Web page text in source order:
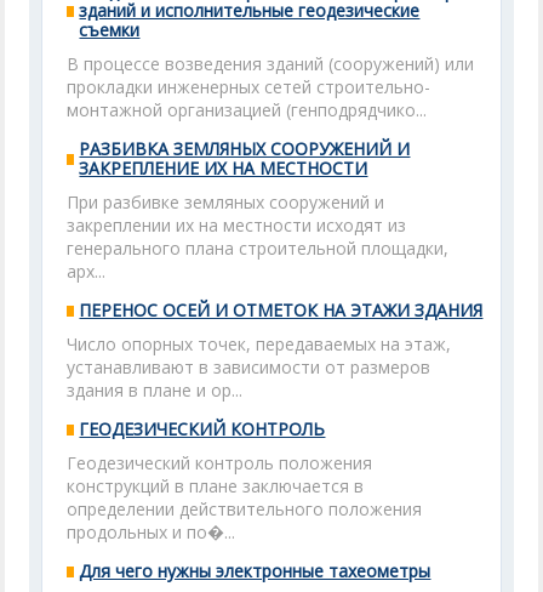
зданий и исполнительные геодезические
съемки
В процессе возведения зданий (сооружений) или
прокладки инженерных сетей строительно-
монтажной организацией (генподрядчико...
РАЗБИВКА ЗЕМЛЯНЫХ СООРУЖЕНИЙ И
ЗАКРЕПЛЕНИЕ ИХ НА МЕСТНОСТИ
При разбивке земляных сооружений и
закреплении их на местности исходят из
генерального плана строительной площадки,
арх...
ПЕРЕНОС ОСЕЙ И ОТМЕТОК НА ЭТАЖИ ЗДАНИЯ
Число опорных точек, передаваемых на этаж,
устанавливают в зависимости от размеров
здания в плане и ор...
ГЕОДЕЗИЧЕСКИЙ КОНТРОЛЬ
Геодезический контроль положения
конструкций в плане заключается в
определении действительного положения
продольных и по�...
Для чего нужны электронные тахеометры